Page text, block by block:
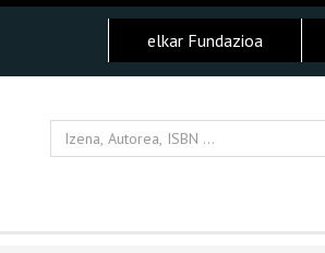
elkar Fundazioa